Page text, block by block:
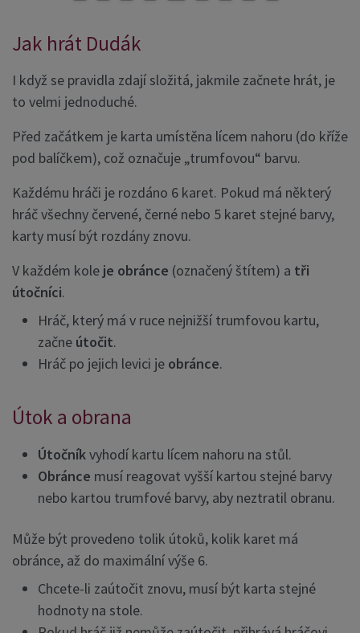
Jak hrát Dudák
I když se pravidla zdají složitá, jakmile začnete hrát, je
to velmi jednoduché.
Před začátkem je karta umístěna lícem nahoru (do kříže
pod balíčkem), což označuje „trumfovou“ barvu.
Každému hráči je rozdáno 6 karet. Pokud má některý
hráč všechny červené, černé nebo 5 karet stejné barvy,
karty musí být rozdány znovu.
V každém kole je obránce (označený štítem) a tři
útočníci.
Hráč, který má v ruce nejnižší trumfovou kartu,
začne útočit.
Hráč po jejich levici je obránce.
Útok a obrana
Útočníkvyhodí kartu lícem nahoru na stůl.
Obránce musí reagovat vyšší kartou stejné barvy
nebo kartou trumfové barvy, aby neztratil obranu.
Může být provedeno tolik útoků, kolik karet má
obránce, až do maximální výše 6.
Chcete-li zaútočit znovu, musí být karta stejné
hodnoty na stole.